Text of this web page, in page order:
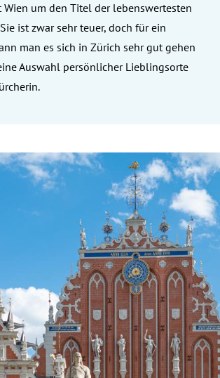
um den Titel der lebenswertesten
ist zwar sehr teuer, doch für ein
man es sich in Zürich sehr gut gehen
Auswahl persönlicher Lieblingsorte